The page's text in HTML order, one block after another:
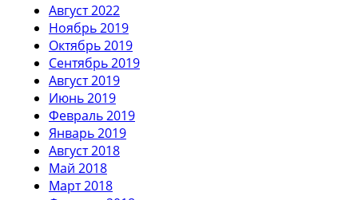
Август 2022
Ноябрь 2019
Октябрь 2019
Сентябрь 2019
Август 2019
Июнь 2019
Февраль 2019
Январь 2019
Август 2018
Май 2018
Март 2018